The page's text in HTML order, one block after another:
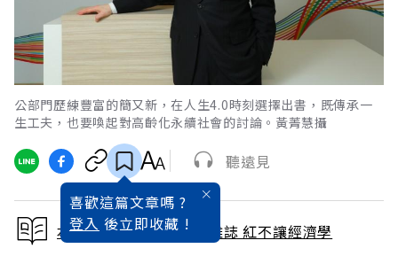
公部門歷練豐富的簡又新，在人生4.0時刻選擇出書，既傳承一
生工夫，也要喚起對高齡化永續社會的討論。黃菁慧攝
喜歡這篇文章嗎 ?
登入 後立即收藏 !
聽遠見
本文出自 2026 / 3月號雜誌 紅不讓經濟學